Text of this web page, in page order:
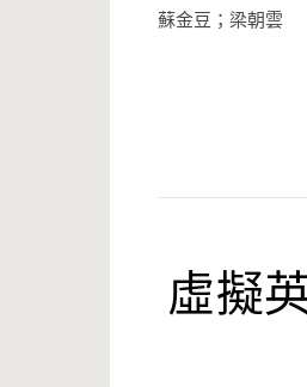
蘇金豆；梁朝雲
虛擬